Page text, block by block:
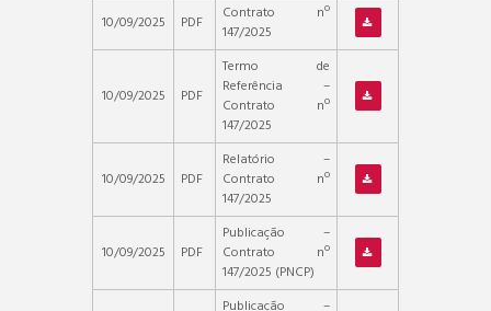
10/09/2025
PDF
Contrato nº
147/2025
10/09/2025 PDF
Termo de
Referência –
Contrato nº
147/2025
10/09/2025 PDF
Relatório –
Contrato nº
147/2025
10/09/2025 PDF
Publicação –
Contrato nº
147/2025 (PNCP)
Publicação –